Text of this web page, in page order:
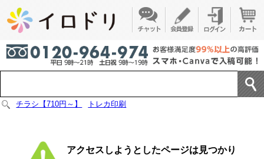
チラシ【710円～】 トレカ印刷
アクセスしようとしたページは見つかり